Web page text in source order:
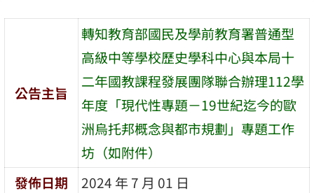
公告主旨
轉知教育部國民及學前教育署普通型
高級中等學校歷史學科中心與本局十
二年國教課程發展團隊聯合辦理112學
年度「現代性專題－19世紀迄今的歐
洲烏托邦概念與都市規劃」專題工作
坊（如附件）
發佈日期
2024 年 7 月 01 日